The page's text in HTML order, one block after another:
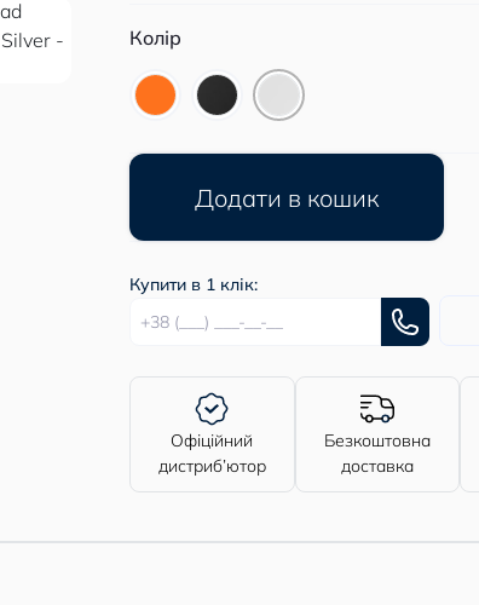
Колір
Додати в кошик
Купити в 1 клік:
Офіційний
дистриб’ютор
Безкоштовна
доставка